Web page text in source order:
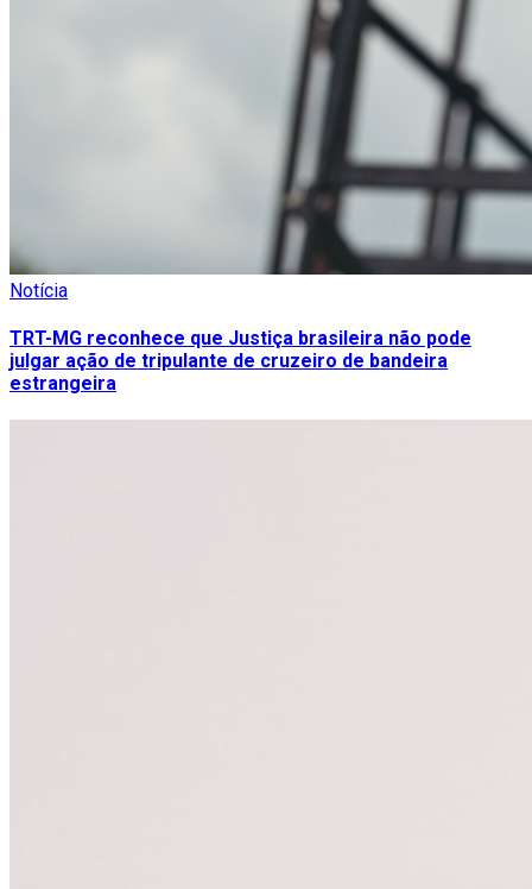
Notícia
TRT-MG reconhece que Justiça brasileira não pode
julgar ação de tripulante de cruzeiro de bandeira
estrangeira